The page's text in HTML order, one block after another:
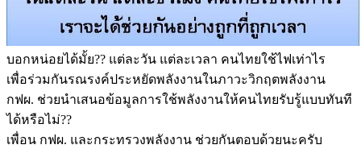
บอกหน่อยได้มั้ย?? แต่ละวัน แต่ละเวลา คนไทยใช้ไฟเท่าไร
เพื่อร่วมกันรณรงค์ประหยัดพลังงานในภาวะวิกฤตพลังงาน
กฟผ. ช่วยนำเสนอข้อมูลการใช้พลังงานให้คนไทยรับรู้แบบทันที
ได้หรือไม่??
เพื่อน กฟผ. และกระทรวงพลังงาน ช่วยกันตอบด้วยนะครับ